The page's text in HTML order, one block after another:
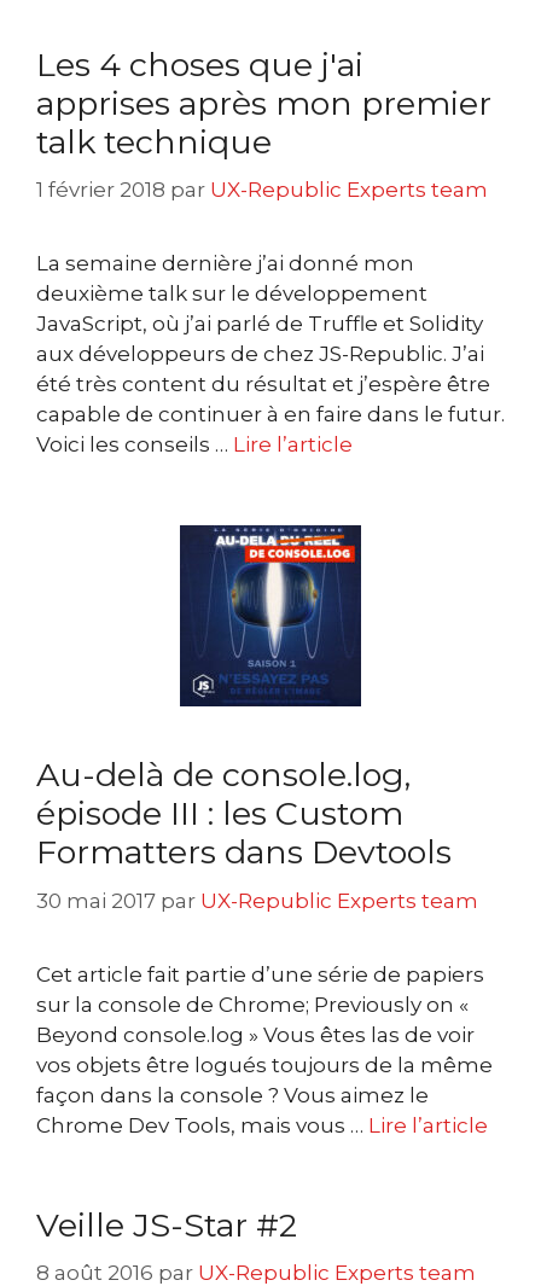
Les 4 choses que j'ai
apprises après mon premier
talk technique
1 février 2018 par UX-Republic Experts team
La semaine dernière j’ai donné mon
deuxième talk sur le développement
JavaScript, où j’ai parlé de Truffle et Solidity
aux développeurs de chez JS-Republic. J’ai
été très content du résultat et j’espère être
capable de continuer à en faire dans le futur.
Voici les conseils … Lire l’article
Au-delà de console.log,
épisode III : les Custom
Formatters dans Devtools
30 mai 2017 par UX-Republic Experts team
Cet article fait partie d’une série de papiers
sur la console de Chrome; Previously on «
Beyond console.log » Vous êtes las de voir
vos objets être logués toujours de la même
façon dans la console ? Vous aimez le
Chrome Dev Tools, mais vous … Lire l’article
Veille JS-Star #2
8 août 2016 par UX-Republic Experts team